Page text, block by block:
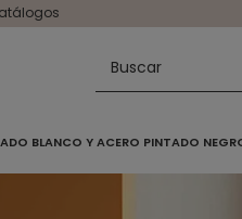
BLANCO Y ACERO PINTADO